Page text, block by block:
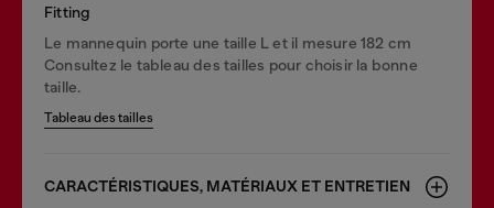
Fitting
Le mannequin porte une taille L et il mesure 182 cm
Consultez le tableau des tailles pour choisir la bonne
taille.
Tableau des tailles
CARACTÉRISTIQUES, MATÉRIAUX ET ENTRETIEN